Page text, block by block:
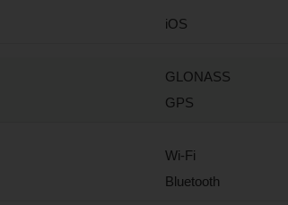
iOS
GLONASS
GPS
Wi-Fi
Bluetooth